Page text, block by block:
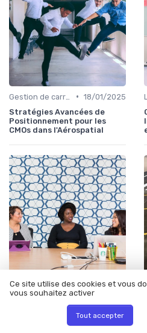
• 18/01/2025
Stratégies Avancées de
Positionnement pour les
CMOs dans l'Aérospatial
Salaire • 19/05/2025
Quel est le Véritable Salaire
des Stratèges Marketing
dans l'Aérospatial?
Ce site utilise des cookies et vous
vous souhaitez activer
Tout accepter